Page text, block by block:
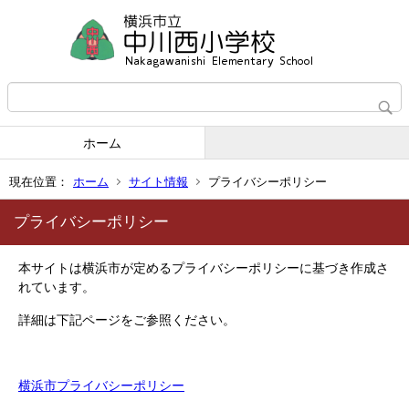
ホーム
現在位置： ホーム サイト情報 プライバシーポリシー
プライバシーポリシー
本サイトは横浜市が定めるプライバシーポリシーに基づき作成さ
れています。
詳細は下記ページをご参照ください。
横浜市プライバシーポリシー